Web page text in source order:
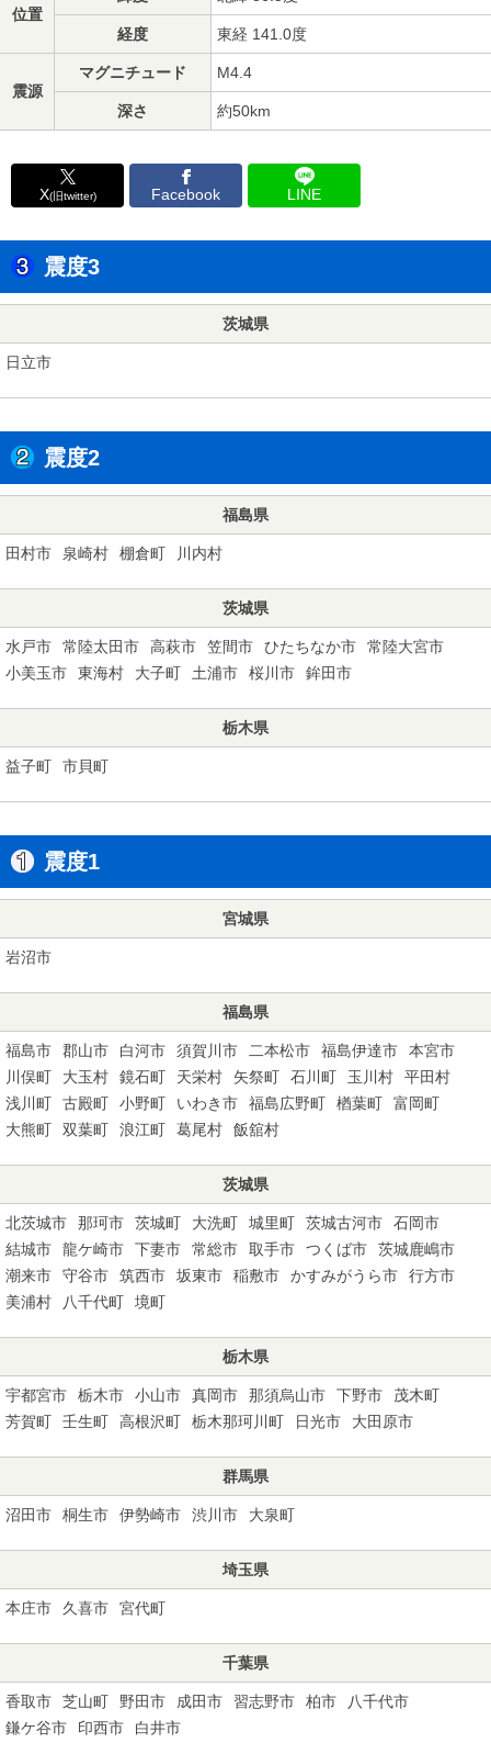
位置
経度 東経 141.0度
震源
マグニチュード M4.4
深さ 約50km
X(旧twitter) Facebook LINE
震度3
茨城県
日立市
震度2
福島県
田村市 泉崎村 棚倉町 川内村
茨城県
水戸市 常陸太田市 高萩市 笠間市 ひたちなか市
常陸大宮市
小美玉市
東海村 大子町 土浦市 桜川市 鉾田市
栃木県
益子町 市貝町
震度1
宮城県
岩沼市
福島県
福島市 郡山市 白河市 須賀川市 二本松市 福島伊達市
本宮市
川俣町
大玉村 鏡石町 天栄村 矢祭町 石川町 玉川村
平田村
浅川町
古殿町 小野町 いわき市 福島広野町 楢葉町
富岡町
大熊町
双葉町 浪江町 葛尾村 飯舘村
茨城県
北茨城市 那珂市 茨城町 大洗町 城里町 茨城古河市
石岡市
結城市
龍ケ崎市 下妻市 常総市 取手市 つくば市
茨城鹿嶋市
潮来市
守谷市 筑西市 坂東市 稲敷市 かすみがうら市
行方市
美浦村
八千代町 境町
栃木県
宇都宮市 栃木市 小山市 真岡市 那須烏山市 下野市
茂木町
芳賀町
壬生町 高根沢町 栃木那珂川町 日光市 大田原市
群馬県
沼田市 桐生市 伊勢崎市 渋川市 大泉町
埼玉県
本庄市 久喜市 宮代町
千葉県
香取市 芝山町 野田市 成田市 習志野市 柏市
八千代市
鎌ケ谷市
印西市 白井市